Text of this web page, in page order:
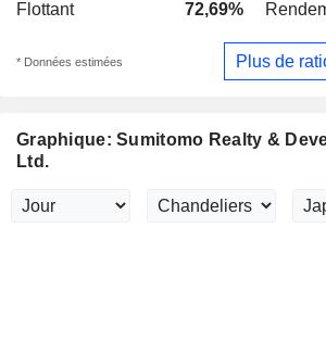
Flottant
72,69%
* Données estimées Plus de
Graphique: Sumitomo Realty &
Ltd.